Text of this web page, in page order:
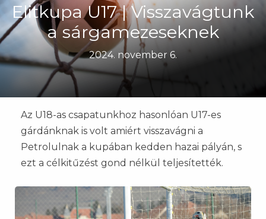
Elitkupa U17 | Visszavágtunk
a sárgamezeseknek
2024. november 6.
Az U18-as csapatunkhoz hasonlóan U17-es
gárdánknak is volt amiért visszavágni a
Petrolulnak a kupában kedden hazai pályán, s
ezt a célkitűzést gond nélkül teljesítették.